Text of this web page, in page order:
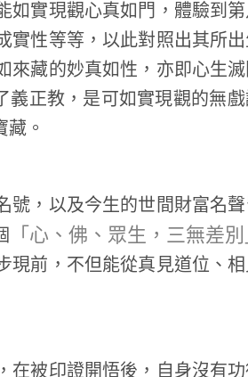
實現觀心真如門，體驗到第
實性等等，以此對照出其所
來藏的妙真如性，亦即心生
正教，是可如實現觀的無
。
，以及今生的世間財富名聲
「心、佛、眾生，三無差別
現前，不但能從真見道位、
被印證開悟後，自身沒有功